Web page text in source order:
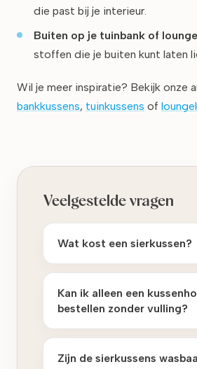
die past bij je interieur.
Buiten op je tuinbank of
stoffen die je buiten kunt laten
Wil je meer inspiratie? Bekijk onze
bankkussens, tuinkussens of
Veelgestelde vragen
Wat kost een sierkussen?
Kan ik alleen een
bestellen zonder vulling?
Zijn de sierkussens